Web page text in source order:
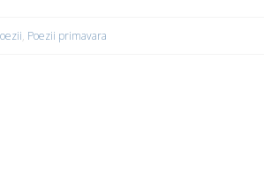
, Poezii primavara